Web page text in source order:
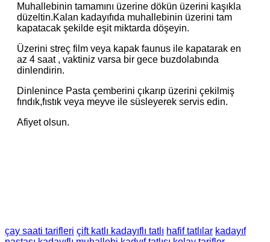
Muhallebinin tamamını üzerine dökün üzerini kaşıkla
düzeltin.Kalan kadayıfıda muhallebinin üzerini tam
kapatacak şekilde eşit miktarda döşeyin.
Üzerini streç film veya kapak faunus ile kapatarak en
az 4 saat , vaktiniz varsa bir gece buzdolabında
dinlendirin.
Dinlenince Pasta çemberini çıkarıp üzerini çekilmiş
fındık,fıstık veya meyve ile süsleyerek servis edin.
Afiyet olsun.
çay saati tarifleri çift katlı kadayıflı tatlı hafif tatlılar kadayıf